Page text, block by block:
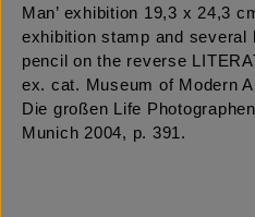
Man’ exhibition 19,3 x 24,3
exhibition stamp and several
pencil on the reverse
ex. cat. Museum of Modern
Die großen Life
Munich 2004, p. 391.